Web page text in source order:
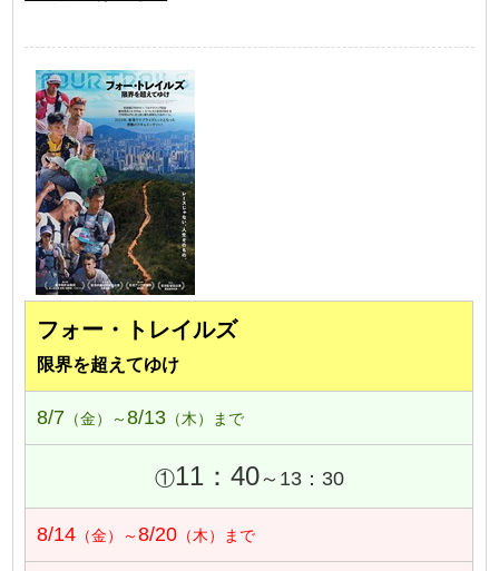
フォー・トレイルズ
限界を超えてゆけ
8/7 （金）～8/13 （木）まで
①11：40～13：30
8/14 （金）～8/20 （木）まで